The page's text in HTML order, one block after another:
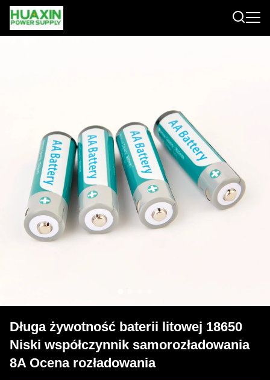
Długa żywotność baterii litowej 18650
Niski współczynnik samorozładowania
8A Ocena rozładowania